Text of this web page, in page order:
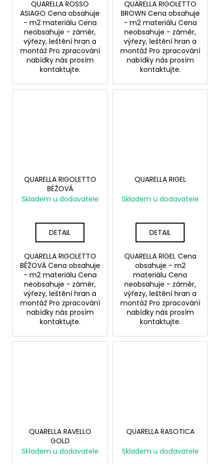
QUARELLA ROSSO
ASIAGO Cena obsahuje
- m2 materiálu Cena
neobsahuje - záměr,
výřezy, leštění hran a
montáž Pro zpracování
nabídky nás prosím
kontaktujte.
QUARELLA RIGOLETTO
BROWN Cena obsahuje
- m2 materiálu Cena
neobsahuje - záměr,
výřezy, leštění hran a
montáž Pro zpracování
nabídky nás prosím
kontaktujte.
QUARELLA RIGOLETTO
BÉŽOVÁ
Skladem u dodavatele
DETAIL
QUARELLA RIGOLETTO
BÉŽOVÁ Cena obsahuje
- m2 materiálu Cena
neobsahuje - záměr,
výřezy, leštění hran a
montáž Pro zpracování
nabídky nás prosím
kontaktujte.
QUARELLA RIGEL
Skladem u dodavatele
DETAIL
QUARELLA RIGEL Cena
obsahuje - m2
materiálu Cena
neobsahuje - záměr,
výřezy, leštění hran a
montáž Pro zpracování
nabídky nás prosím
kontaktujte.
QUARELLA RAVELLO
GOLD
Skladem u dodavatele
QUARELLA RASOTICA
Skladem u dodavatele